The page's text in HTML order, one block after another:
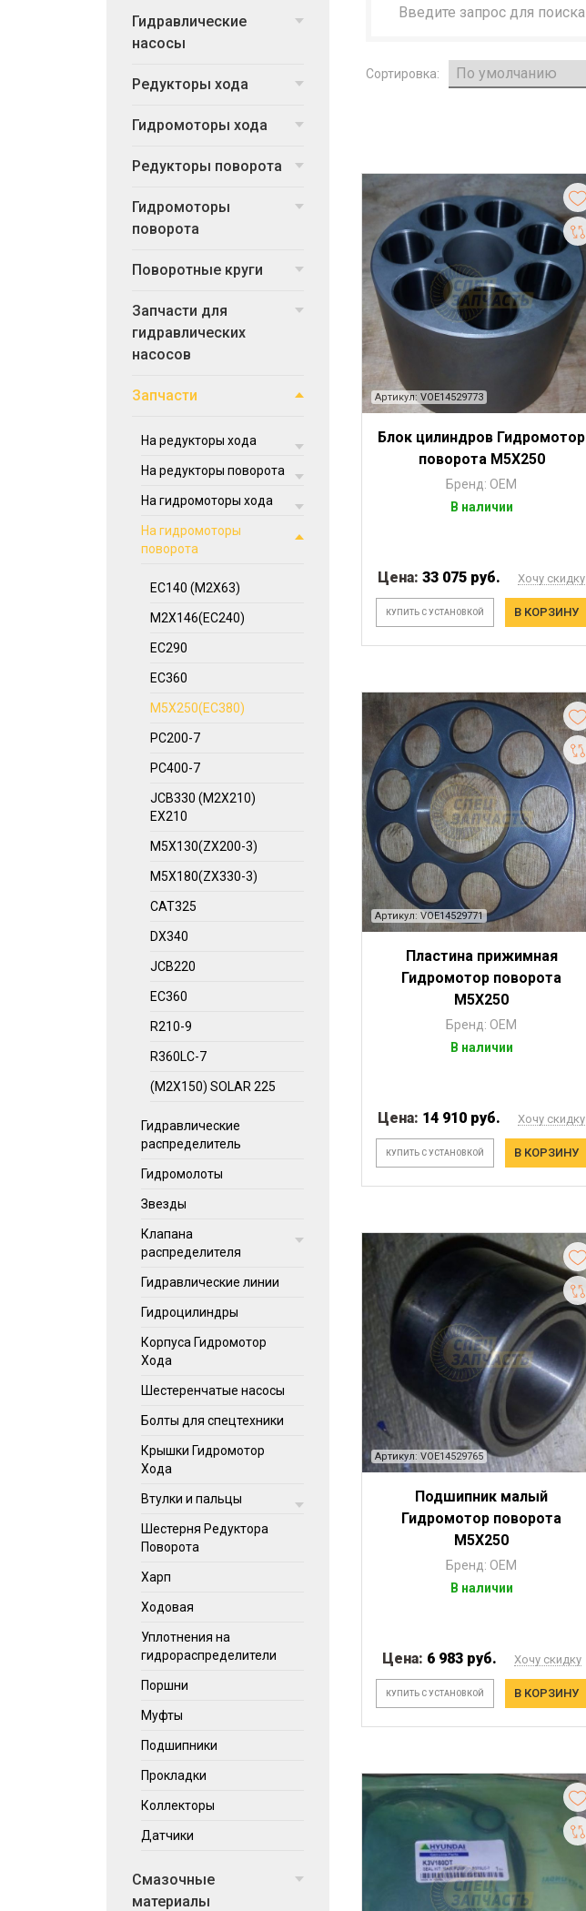
Гидравлические
насосы
Редукторы хода
Гидромоторы хода
Редукторы поворота
Гидромоторы
поворота
Поворотные круги
Запчасти для
гидравлических
насосов
Запчасти
На редукторы хода
На редукторы поворота
На гидромоторы хода
На гидромоторы
поворота
EC140 (М2Х63)
M2X146(EC240)
EC290
ЕС360
M5X250(EC380)
PC200-7
PC400-7
JCB330 (M2X210)
EX210
M5X130(ZX200-3)
M5X180(ZX330-3)
CAT325
DX340
JCB220
EC360
R210-9
R360LC-7
(М2Х150) SOLAR 225
Гидравлические
распределитель
Гидромолоты
Звезды
Клапана
распределителя
Гидравлические линии
Гидроцилиндры
Корпуса Гидромотор
Хода
Шестеренчатые насосы
Болты для спецтехники
Крышки Гидромотор
Хода
Втулки и пальцы
Шестерня Редуктора
Поворота
Харп
Ходовая
Уплотнения на
гидрораспределители
Поршни
Муфты
Подшипники
Прокладки
Коллекторы
Датчики
Смазочные
материалы
Сортировка:
Артикул: VOE14529773
Блок цилиндров Гидромотор
поворота М5Х250
Бренд: OEM
В наличии
Цена:33 075 руб. Хочу скидку
КУПИТЬ С УСТАНОВКОЙ В КОРЗИНУ
Артикул: VOE14529771
Пластина прижимная
Гидромотор поворота
М5Х250
Бренд: OEM
В наличии
Цена: 14 910 руб. Хочу скидку
КУПИТЬ С УСТАНОВКОЙ В КОРЗИНУ
Артикул: VOE14529765
Подшипник малый
Гидромотор поворота
М5Х250
Бренд: OEM
В наличии
Цена: 6 983 руб. Хочу скидку
КУПИТЬ С УСТАНОВКОЙ В КОРЗИНУ